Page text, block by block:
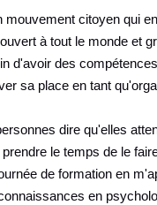
citoyen qui
à tout le monde et
d'avoir des
sa place en tant
dire qu'elles
le temps de le
de formation en
en